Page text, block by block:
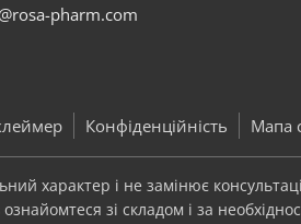
pharm.com
Конфіденційність Мапа
характер і не замінює
зі складом і за